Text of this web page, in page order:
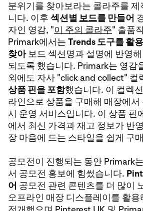
분위기를 찾아보라는 콜라주를
니다. 이후 섹션별 보드를 만들어
자인 영감, "이 주의 콜라주" 출품
Primark에서는 Trends 도구를 활
찾아보드 섹션명과 설명에 반영
되도록 했습니다. Primark는 영감
외에도 자사 "click and collect" 컬
상품 핀을 포함했습니다. 이 컬렉
라인으로 상품을 구매해 매장에서
시 운영 서비스입니다. 이 상품 핀
에서 최신 가격과 재고 정보가 반
장 마음에 드는 스타일을 쉽게 구
공모전이 진행되는 동안 Primark
서 공모전 홍보에 힘썼습니다.
어 공모전 관련 콘텐츠를 더 많이
오프라인 매장 디스플레이를 활용